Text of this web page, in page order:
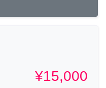
¥15,000